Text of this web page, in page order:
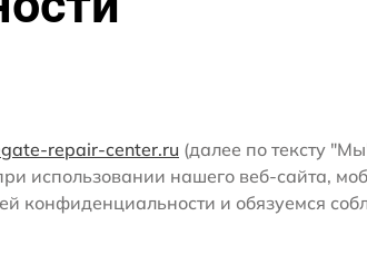
repair-center.ru (далее по тексту
использовании нашего веб-сайта,
конфиденциальности и обязуемся